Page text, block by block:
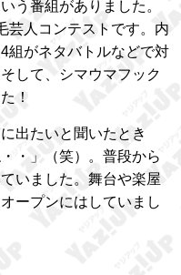
う番組がありました。
芸人コンテストです。内
組がネタバトルなどで対
して、シマウマフック
！
出たいと聞いたとき
・」（笑）。普段から
いました。舞台や楽屋
ープンにはしていまし